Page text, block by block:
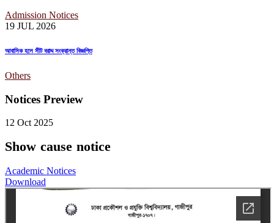
Admission Notices
19 JUL 2026
আবাসিক হলে সীট বরাদ্দ সংক্রান্ত বিজ্ঞপ্তি
Others
Notices Preview
12 Oct 2025
Show cause notice
Academic Notices
Download